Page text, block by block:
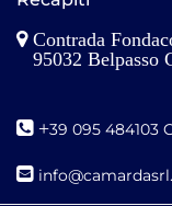
Contrada
95032 Belpasso
+39 095 484103
i